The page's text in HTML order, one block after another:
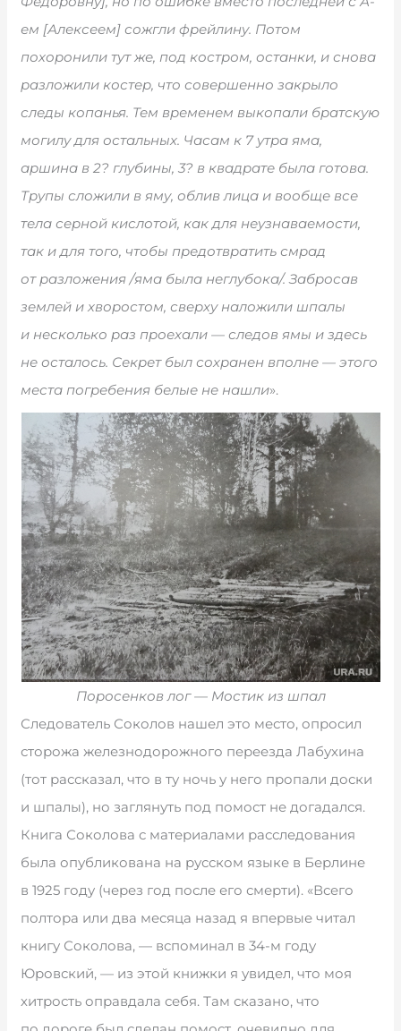
ем [Алексеем] сожгли фрейлину. Потом
похоронили тут же, под костром, останки, и снова
разложили костер, что совершенно закрыло
следы копанья. Тем временем выкопали братскую
могилу для остальных. Часам к 7 утра яма,
аршина в 2? глубины, 3? в квадрате была готова.
Трупы сложили в яму, облив лица и вообще все
тела серной кислотой, как для неузнаваемости,
так и для того, чтобы предотвратить смрад
от разложения /яма была неглубока/. Забросав
землей и хворостом, сверху наложили шпалы
и несколько раз проехали — следов ямы и здесь
не осталось. Секрет был сохранен вполне — этого
места погребения белые не нашли».
Поросенков лог — Мостик из шпал
Следователь Соколов нашел это место, опросил
сторожа железнодорожного переезда Лабухина
(тот рассказал, что в ту ночь у него пропали доски
и шпалы), но заглянуть под помост не догадался.
Книга Соколова с материалами расследования
была опубликована на русском языке в Берлине
в 1925 году (через год после его смерти). «Всего
полтора или два месяца назад я впервые читал
книгу Соколова, — вспоминал в 34-м году
Юровский, — из этой книжки я увидел, что моя
хитрость оправдала себя. Там сказано, что